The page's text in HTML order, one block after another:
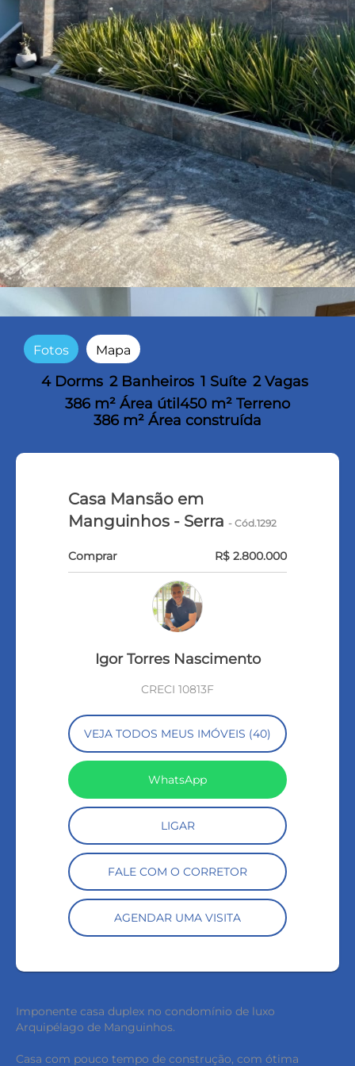
Fotos Mapa
4 Dorms 2 Banheiros 1 Suíte 2 Vagas
386 m² Área útil 450 m² Terreno
386 m² Área construída
Casa Mansão em
Manguinhos - Serra - Cód.1292
Comprar R$ 2.800.000
Igor Torres Nascimento
CRECI 10813F
VEJA TODOS MEUS IMÓVEIS (40)
WhatsApp
LIGAR
FALE COM O CORRETOR
AGENDAR UMA VISITA
Imponente casa duplex no condomínio de luxo
Arquipélago de Manguinhos.
Casa com pouco tempo de construção, com ótima